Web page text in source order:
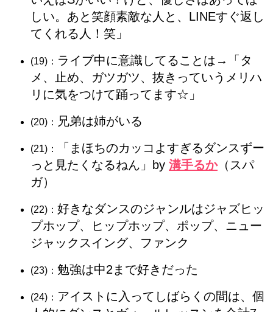
しい。あと笑顔素敵な人と、LINEすぐ返し
てくれる人！笑」
(19)： ライブ中に意識してることは→「タ
メ、止め、ガツガツ、抜きっていうメリハ
リに気をつけて踊ってます☆」
(20)： 兄弟は姉がいる
(21)：
「まほちのカッコよすぎるダンスずー
っと見たくなるねん」by 溝手るか（スパ
ガ）
(22)： 好きなダンスのジャンルはジャズヒッ
プホップ、ヒップホップ、ポップ、ニュー
ジャックスイング、ファンク
(23)： 勉強は中2まで好きだった
(24)： アイストに入ってしばらくの間は、個